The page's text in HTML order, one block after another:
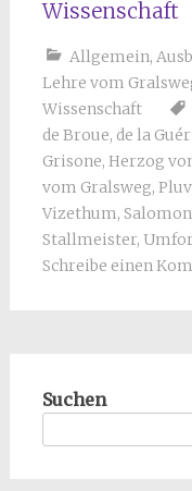
Wissenschaft
Allgemein,
Lehre vom
Wissenschaft
de Broue, de la
Grisone, Herzog
vom Gralsweg,
Vizethum,
Stallmeister,
Schreibe einen
Suchen